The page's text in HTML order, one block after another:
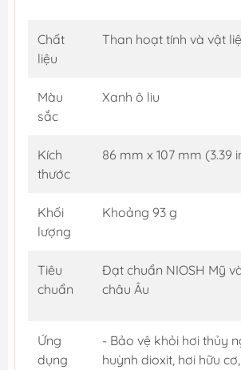
Chất
liệu
Than hoạt tính và vật
Màu
sắc
Xanh ô liu
Kích
thước
86 mm x 107 mm (3.39
Khối
lượng
Khoảng 93 g
Tiêu
chuẩn
Đạt chuẩn NIOSH Mỹ
châu Âu
Ứng
dụng
- Bảo vệ khỏi hơi thủy
huỳnh dioxit, hơi hữu